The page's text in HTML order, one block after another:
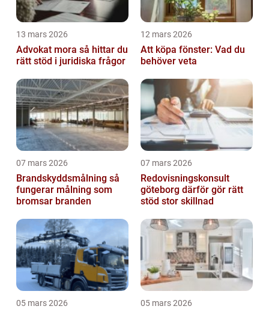
13 mars 2026
Advokat mora så hittar du
rätt stöd i juridiska frågor
12 mars 2026
Att köpa fönster: Vad du
behöver veta
07 mars 2026
Brandskyddsmålning så
fungerar målning som
bromsar branden
07 mars 2026
Redovisningskonsult
göteborg därför gör rätt
stöd stor skillnad
05 mars 2026 05 mars 2026